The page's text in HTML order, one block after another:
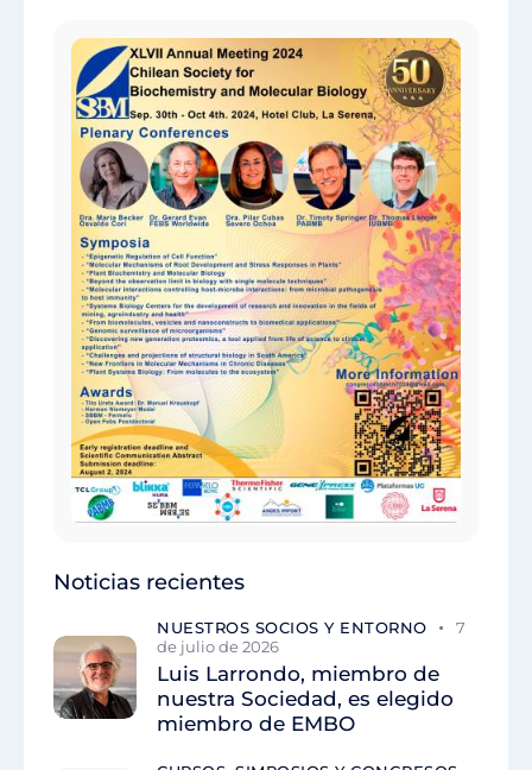
Noticias recientes
NUESTROS SOCIOS Y ENTORNO
7
de julio de 2026
Luis Larrondo, miembro de
nuestra Sociedad, es elegido
miembro de EMBO